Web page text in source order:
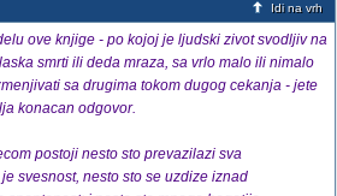
Idi na vrh
ove knjige - po kojoj je ljudski zivot svodljiv na
smrti ili deda mraza, sa vrlo malo ili nimalo
sa drugima tokom dugog cekanja - jete
konacan odgovor.
postoji nesto sto prevazilazi sva
svesnost, nesto sto se uzdize iznad